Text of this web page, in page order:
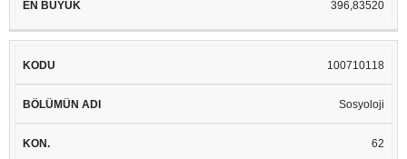
396,83520
100710118
Sosyoloji
62